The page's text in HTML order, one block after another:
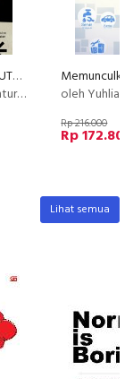
KELAS DUSH YOUTUBE : Cara Dapat Uang Setiap Hari dan 10 Juta pertama dari Youtube
oleh Yuhlian
Rp 216.000
Rp 172.800
Lihat semua